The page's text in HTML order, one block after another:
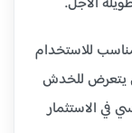
للاستخدام
للخدش